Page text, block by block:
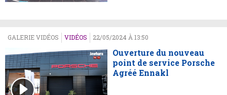
GALERIE VIDÉOS VIDÉOS 22/05/2024 À 13:50
Ouverture du nouveau
point de service Porsche
Agréé Ennakl